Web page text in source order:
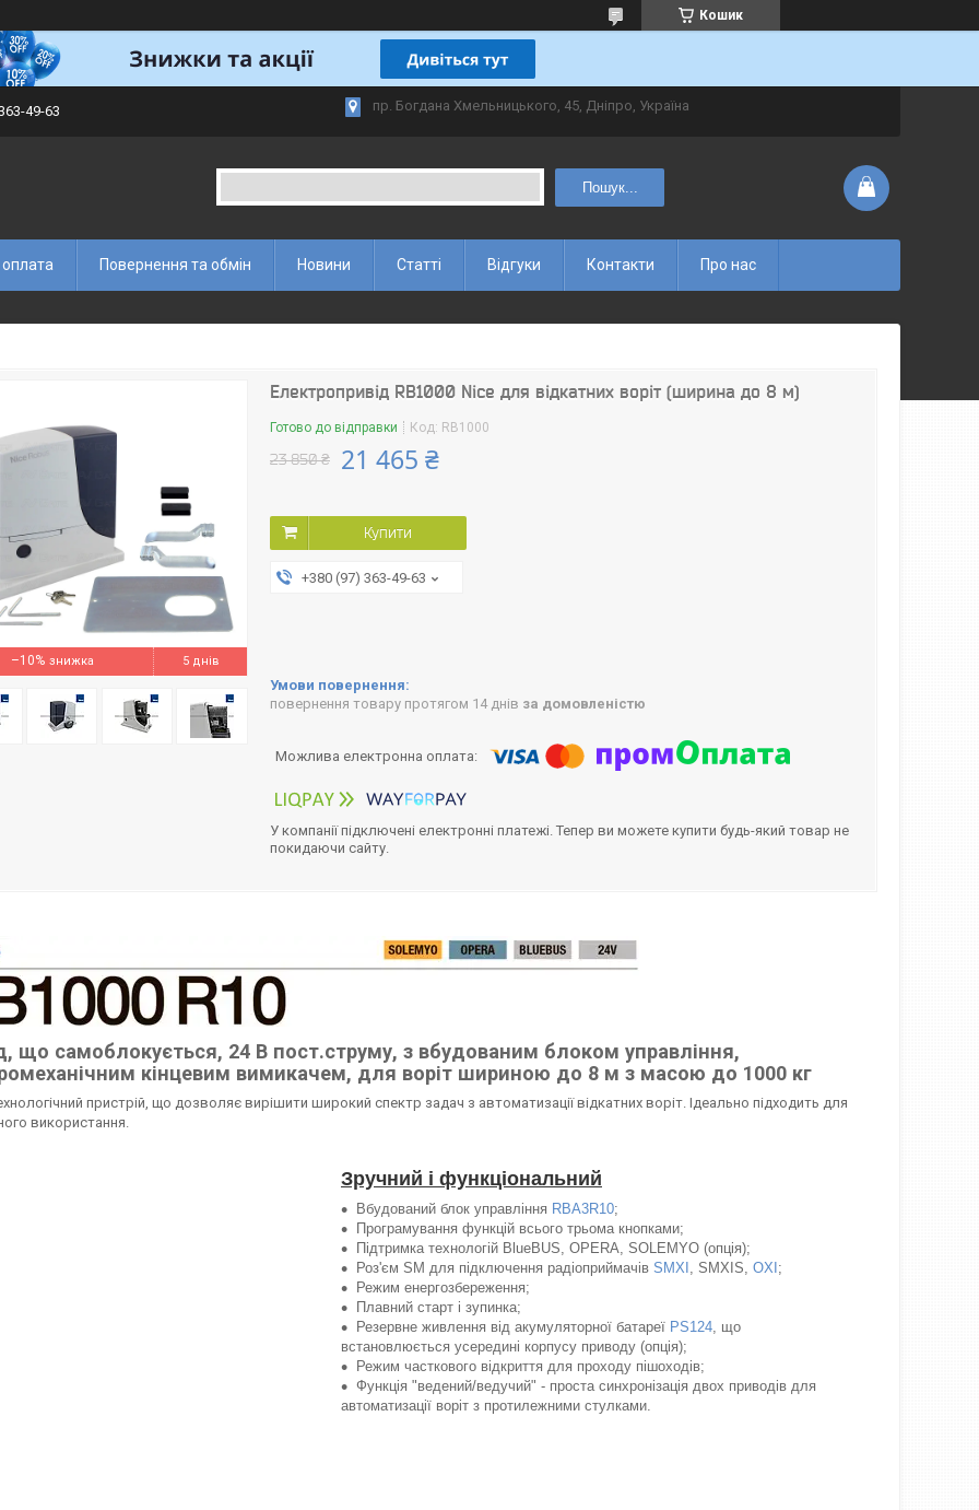
Кошик
49-63 пр. Богдана Хмельницького, 45, Дніпро, Україна
Пошук...
Повернення та обмін Новини Статті Відгуки Контакти Про нас
–10% 5 днів
Електропривід RB1000 Nice для відкатних воріт (ширина до 8 м)
Готово до відправки Код: RB1000
23 850 ₴ 21 465 ₴
Купити
+380 (97) 363-49-63
повернення товару протягом 14 днів за домовленістю
У компанії підключені електронні платежі. Тепер ви можете купити будь-який товар не
покидаючи сайту.
що самоблокується, 24 В пост.струму, з вбудованим блоком управління,
кінцевим вимикачем, для воріт шириною до 8 м з масою до 1000 кг
пристрій, що дозволяє вирішити широкий спектр задач з автоматизації відкатних воріт. Ідеально підходить для
використання.
Зручний і функціональний
Вбудований блок управління RBA3R10;
Програмування функцій всього трьома кнопками;
Підтримка технологій BlueBUS, OPERA, SOLEMYO (опція);
Роз'єм SM для підключення радіоприймачів SMXI , SMXIS, OXI ;
Режим енергозбереження;
Плавний старт і зупинка;
Резервне живлення від акумуляторної батареї PS124, що
встановлюється усередині корпусу приводу (опція);
Режим часткового відкриття для проходу пішоходів;
Функція "ведений/ведучий" - проста синхронізація двох приводів для
автоматизації воріт з протилежними стулками.